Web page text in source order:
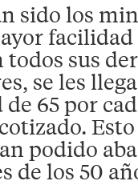
sido los
sus
se les
65 por
podido
de los 50